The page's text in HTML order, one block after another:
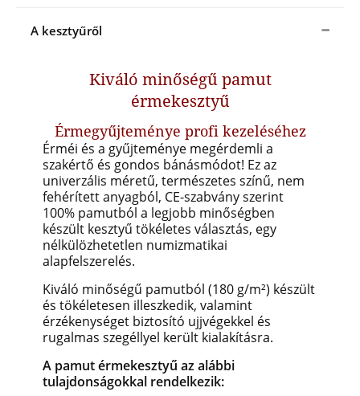
A kesztyűről
Kiváló minőségű pamut
érmekesztyű
Érmegyűjteménye profi kezeléséhez
Érméi és a gyűjteménye megérdemli a
szakértő és gondos bánásmódot! Ez az
univerzális méretű, természetes színű, nem
fehérített anyagból, CE-szabvány szerint
100% pamutból a legjobb minőségben
készült kesztyű tökéletes választás, egy
nélkülözhetetlen numizmatikai
alapfelszerelés.
Kiváló minőségű pamutból (180 g/m²) készült
és tökéletesen illeszkedik, valamint
érzékenységet biztosító ujjvégekkel és
rugalmas szegéllyel került kialakításra.
A pamut érmekesztyű az alábbi
tulajdonságokkal rendelkezik: